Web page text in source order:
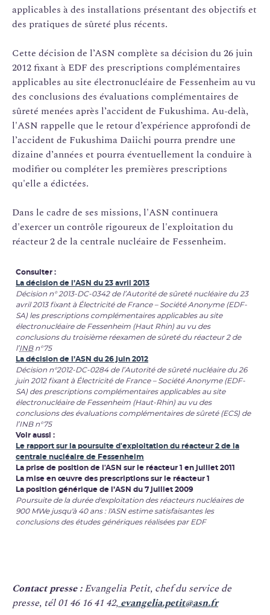
applicables à des installations présentant des objectifs et
des pratiques de sûreté plus récents.
Cette décision de l’ASN complète sa décision du 26 juin
2012 fixant à EDF des prescriptions complémentaires
applicables au site électronucléaire de Fessenheim au vu
des conclusions des évaluations complémentaires de
sûreté menées après l’accident de Fukushima. Au-delà,
l'ASN rappelle que le retour d’expérience approfondi de
l’accident de Fukushima Daiichi pourra prendre une
dizaine d’années et pourra éventuellement la conduire à
modifier ou compléter les premières prescriptions
qu'elle a édictées.
Dans le cadre de ses missions, l'ASN continuera
d'exercer un contrôle rigoureux de l'exploitation du
réacteur 2 de la centrale nucléaire de Fessenheim.
Consulter :
La décision de l’ASN du 23 avril 2013
Décision n° 2013-DC-0342 de l’Autorité de sûreté nucléaire du 23
avril 2013 fixant à Électricité de France – Société Anonyme (EDF-
SA) les prescriptions complémentaires applicables au site
électronucléaire de Fessenheim (Haut Rhin) au vu des
conclusions du troisième réexamen de sûreté du réacteur 2 de
l’INBn°75
La décision de l’ASN du 26 juin 2012
Décision n°2012-DC-0284 de l’Autorité de sûreté nucléaire du 26
juin 2012 fixant à Électricité de France – Société Anonyme (EDF-
SA) des prescriptions complémentaires applicables au site
électronucléaire de Fessenheim (Haut-Rhin) au vu des
conclusions des évaluations complémentaires de sûreté (ECS) de
l’INB n°75
Voir aussi :
Le rapport sur la poursuite d'exploitation du réacteur 2 de la
centrale nucléaire de Fessenheim
La prise de position de l'ASN sur le réacteur 1 en juillet 2011
La mise en œuvre des prescriptions sur le réacteur 1
La position générique de l’ASN du 7 juillet 2009
Poursuite de la durée d'exploitation des réacteurs nucléaires de
900 MWe jusqu'à 40 ans : l'ASN estime satisfaisantes les
conclusions des études génériques réalisées par EDF
Contact presse :Evangelia Petit, chef du service de
presse, tél 01 46 16 41 42,evangelia.petit@asn.fr